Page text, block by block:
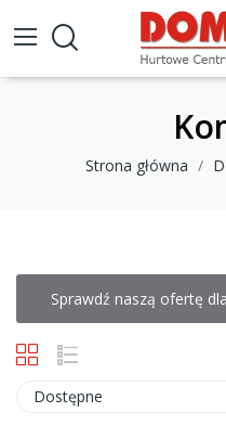
Strona główna
Sprawdź naszą ofertę
Dostępne